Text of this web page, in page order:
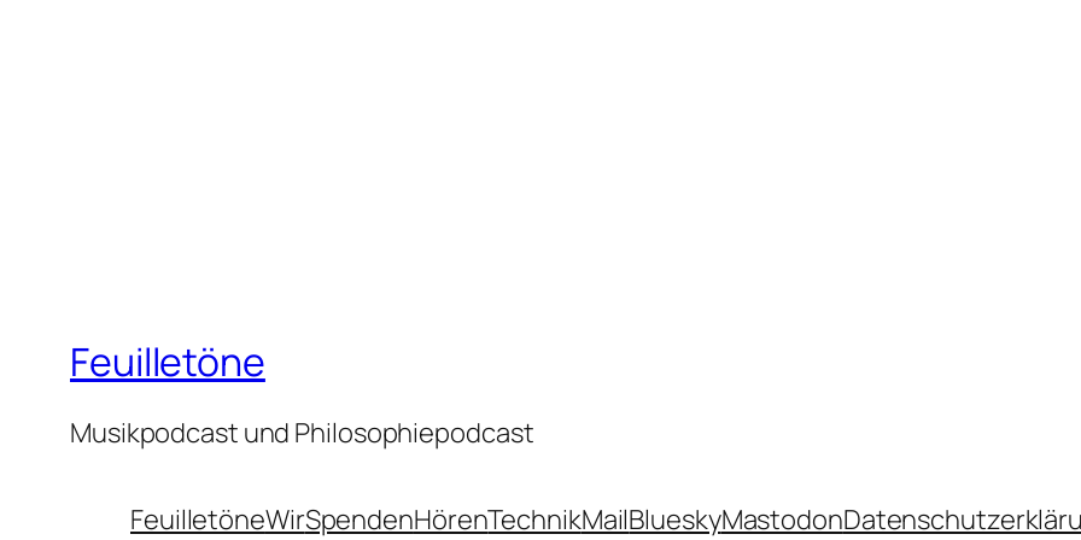
Feuilletöne
Musikpodcast und Philosophiepodcast
FeuilletöneWirSpendenHörenTechnikMailBlueskyMastodon